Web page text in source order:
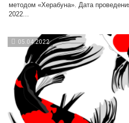
методом «Херабуна». Дата
2022...
05.04.2022